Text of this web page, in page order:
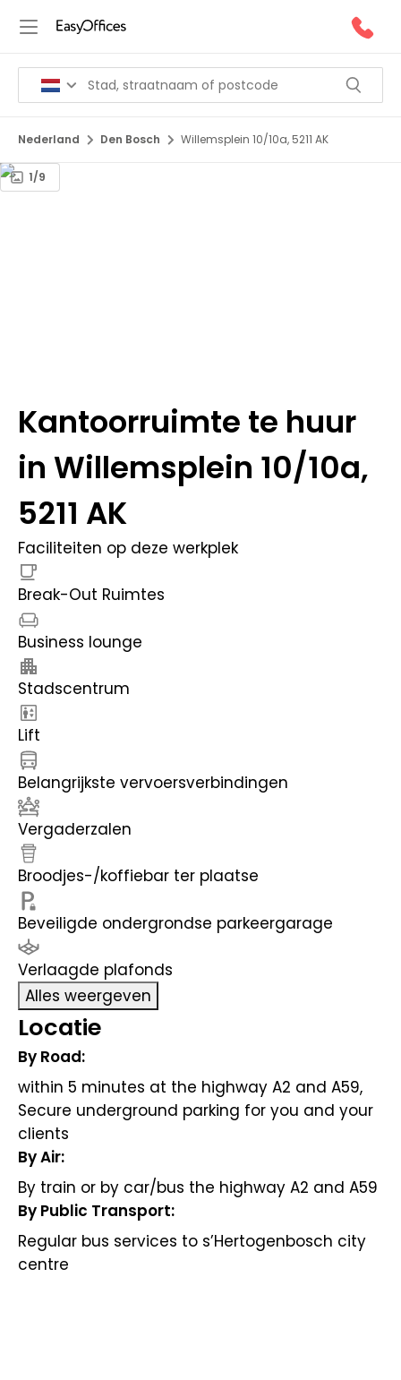
Nederland Den Bosch Willemsplein 10/10a, 5211 AK
1/9
Kantoorruimte te huur
in Willemsplein 10/10a,
5211 AK
Faciliteiten op deze werkplek
Break-Out Ruimtes
Business lounge
Stadscentrum
Lift
Belangrijkste vervoersverbindingen
Vergaderzalen
Broodjes-/koffiebar ter plaatse
Beveiligde ondergrondse parkeergarage
Verlaagde plafonds
Alles weergeven
Locatie
By Road:
within 5 minutes at the highway A2 and A59,
Secure underground parking for you and your
clients
By Air:
By train or by car/bus the highway A2 and A59
By Public Transport:
Regular bus services to s’Hertogenbosch city
centre